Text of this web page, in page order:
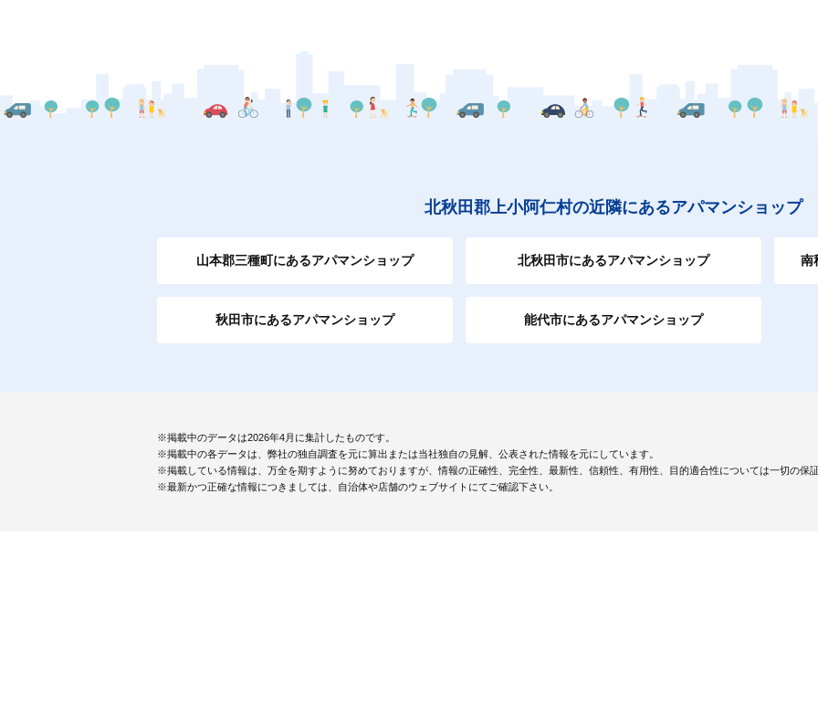
北秋田郡上小阿仁村の近隣にあるアパマンショップ
山本郡三種町にあるアパマンショップ 北秋田市にあるアパマンショップ 南
秋田市にあるアパマンショップ 能代市にあるアパマンショップ
※掲載中のデータは2026年4月に集計したものです。
※掲載中の各データは、弊社の独自調査を元に算出または当社独自の見解、公表された情報を元にしています。
※掲載している情報は、万全を期すように努めておりますが、情報の正確性、完全性、最新性、信頼性、有用性、目的適合性については一切の保
※最新かつ正確な情報につきましては、自治体や店舗のウェブサイトにてご確認下さい。